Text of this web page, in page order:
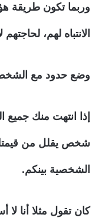
وربما تكون طريقة
الانتباه لهم،
وضع حدود مع
إذا انتهت منك
شخص يقلل من
الشخصية بينكم.
كان تقول مثلا أنا